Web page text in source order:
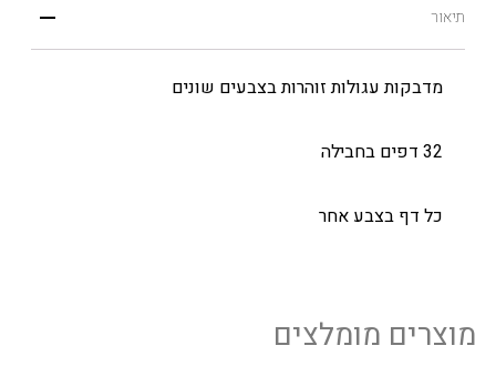
תיאור
מדבקות עגולות זוהרות בצבעים שונים
32 דפים בחבילה
כל דף בצבע אחר
מוצרים מומלצים